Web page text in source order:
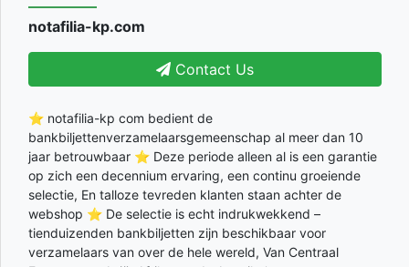
notafilia-kp.com
Contact Us
⭐ notafilia-kp com bedient de
bankbiljettenverzamelaarsgemeenschap al meer dan 10
jaar betrouwbaar ⭐ Deze periode alleen al is een garantie
op zich een decennium ervaring, een continu groeiende
selectie, En talloze tevreden klanten staan achter de
webshop ⭐ De selectie is echt indrukwekkend –
tienduizenden bankbiljetten zijn beschikbaar voor
verzamelaars van over de hele wereld, Van Centraal